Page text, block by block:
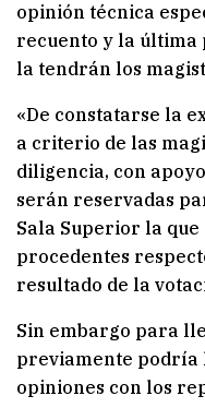
opinión técnica
recuento y la última
la tendrán los
«De constatarse la
a criterio de las
diligencia, con
serán reservadas
Sala Superior la
procedentes
resultado de la
Sin embargo para
previamente podría
opiniones con los